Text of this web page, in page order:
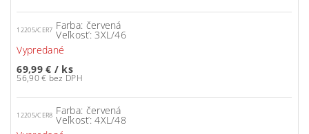
12205/CER7 Farba: červená
Veľkosť: 3XL/46
Vypredané
69,99 € / ks
56,90 € bez DPH
12205/CER8 Farba: červená
Veľkosť: 4XL/48